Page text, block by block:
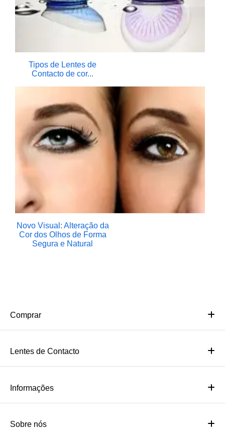
Tipos de Lentes de
Contacto de cor...
Novo Visual: Alteração da
Cor dos Olhos de Forma
Segura e Natural
Comprar
Lentes de Contacto
Informações
Sobre nós